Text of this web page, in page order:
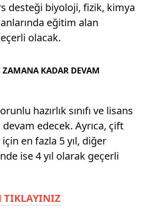
desteği biyoloji, fizik, kimya
eğitim alan
olacak.
ZAMANA KADAR DEVAM
hazırlık sınıfı ve lisans
edecek. Ayrıca, çift
en fazla 5 yıl, diğer
ise 4 yıl olarak geçerli
TIKLAYINIZ